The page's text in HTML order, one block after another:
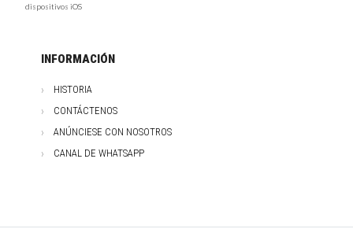
dispositivos iOS
INFORMACIÓN
HISTORIA
CONTÁCTENOS
ANÚNCIESE CON NOSOTROS
CANAL DE WHATSAPP